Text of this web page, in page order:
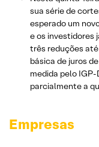
sua série de
esperado um
e os investidores
três reduções
básica de juros
medida pelo
parcialmente a
Empresas